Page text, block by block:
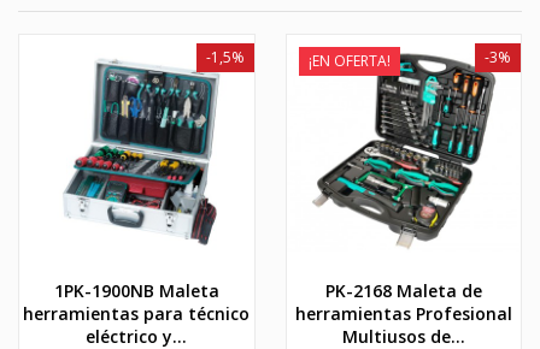
1PK-1900NB Maleta
herramientas para técnico
eléctrico y...
-1,5% ¡EN OFERTA!
PK-2168 Maleta de
herramientas Profesional
Multiusos de...
-3%